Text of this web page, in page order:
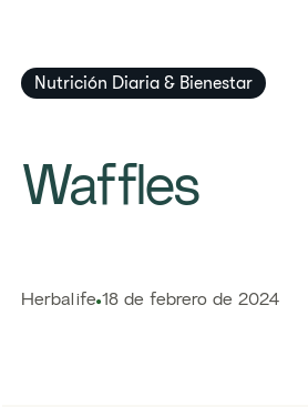
​​Nutrición Diaria & Bienestar​
​​Waffles​
Herbalife 18 de febrero de 2024